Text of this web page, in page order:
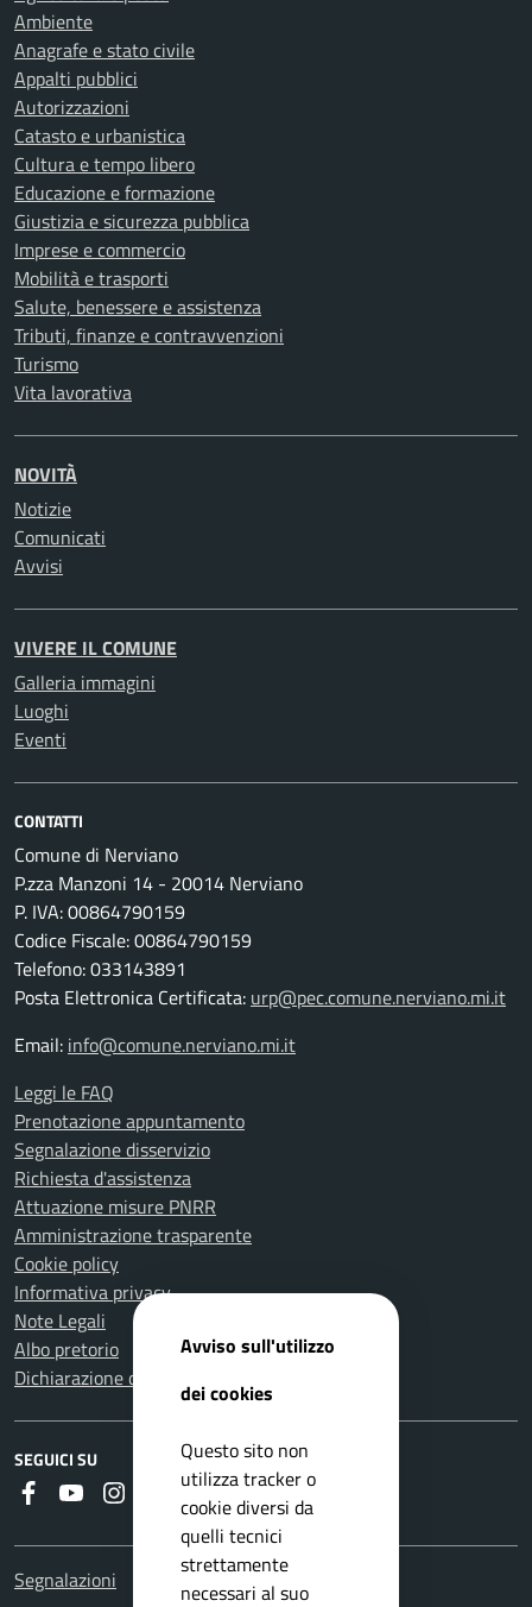
Ambiente
Anagrafe e stato civile
Appalti pubblici
Autorizzazioni
Catasto e urbanistica
Cultura e tempo libero
Educazione e formazione
Giustizia e sicurezza pubblica
Imprese e commercio
Mobilità e trasporti
Salute, benessere e assistenza
Tributi, finanze e contravvenzioni
Turismo
Vita lavorativa
NOVITÀ
Notizie
Comunicati
Avvisi
VIVERE IL COMUNE
Galleria immagini
Luoghi
Eventi
CONTATTI
Comune di Nerviano
P.zza Manzoni 14 - 20014 Nerviano
P. IVA: 00864790159
Codice Fiscale: 00864790159
Telefono: 033143891
Posta Elettronica Certificata: urp@pec.comune.nerviano.mi.it
Email: info@comune.nerviano.mi.it
Leggi le FAQ
Prenotazione appuntamento
Segnalazione disservizio
Richiesta d'assistenza
Attuazione misure PNRR
Amministrazione trasparente
Cookie policy
Informativa privacy
Note Legali
Albo pretorio
Dichiarazione di accessibilità
SEGUICI SU
Faceboook
YoutubeInstagramWhatsapp
RSS
Segnalazioni
Avviso sull'utilizzo
dei cookies
Questo sito non
utilizza tracker o
cookie diversi da
quelli tecnici
strettamente
necessari al suo